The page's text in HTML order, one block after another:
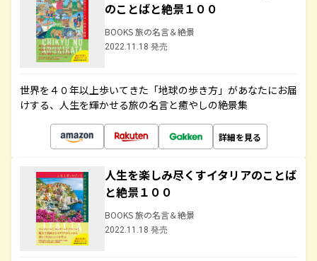
のことばと絶景１００
BOOKS 旅の名言＆絶景
2022.11.18 発売
世界を４０年以上歩いてきた「地球の歩き方」があなたにお届
けする、人生を輝かせる旅の名言と癒やしの絶景集
詳細を見る
人生を楽しみ尽くすイタリアのことば
と絶景１００
BOOKS 旅の名言＆絶景
2022.11.18 発売